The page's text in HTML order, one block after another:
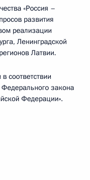
«Россия –
развития
реализации
Ленинградской
Латвии.
соответствии
Федерального закона
Федерации».